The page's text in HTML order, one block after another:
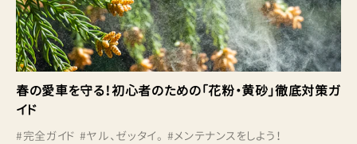
春の愛車を守る！初心者のための「花粉・黄砂」徹底対策ガ
イド
#完全ガイド #ヤル、ゼッタイ。 #メンテナンスをしよう！